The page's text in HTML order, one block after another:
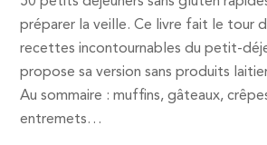
préparer la veille. Ce livre fait le tour
recettes incontournables du petit-
propose sa version sans produits
Au sommaire : muffins, gâteaux,
entremets…